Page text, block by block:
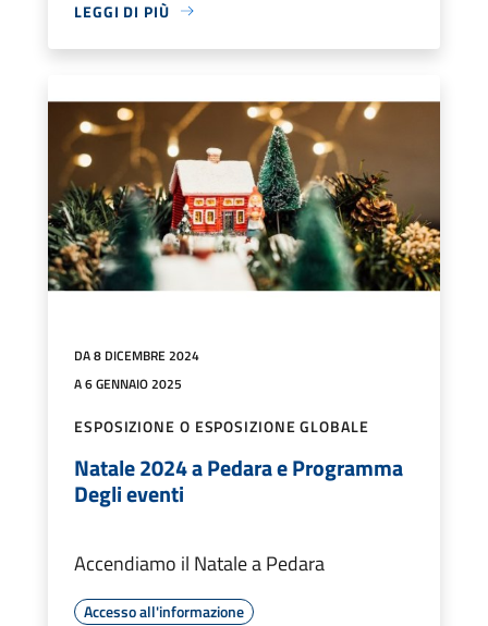
LEGGI DI PIÙ
DA 8 DICEMBRE 2024
A 6 GENNAIO 2025
ESPOSIZIONE O ESPOSIZIONE GLOBALE
Natale 2024 a Pedara e Programma
Degli eventi
Accendiamo il Natale a Pedara
Accesso all'informazione